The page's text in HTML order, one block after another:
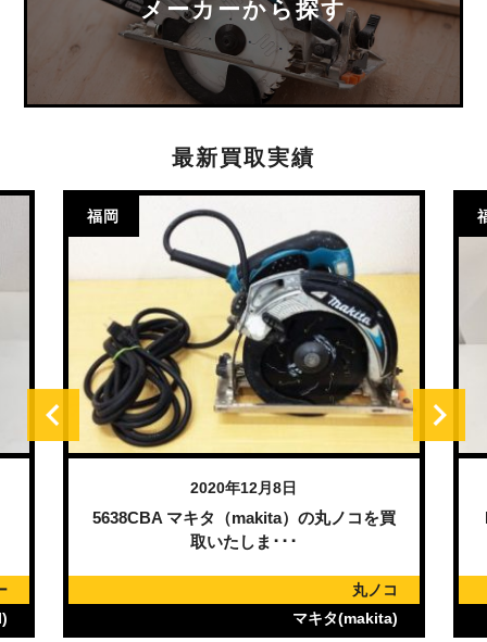
メーカーから探す
最新買取実績
福岡
2020年12月8日
5638CBA マキタ（makita）の丸ノコを買
取いたしま･･･
丸ノコ
マキタ(makita)